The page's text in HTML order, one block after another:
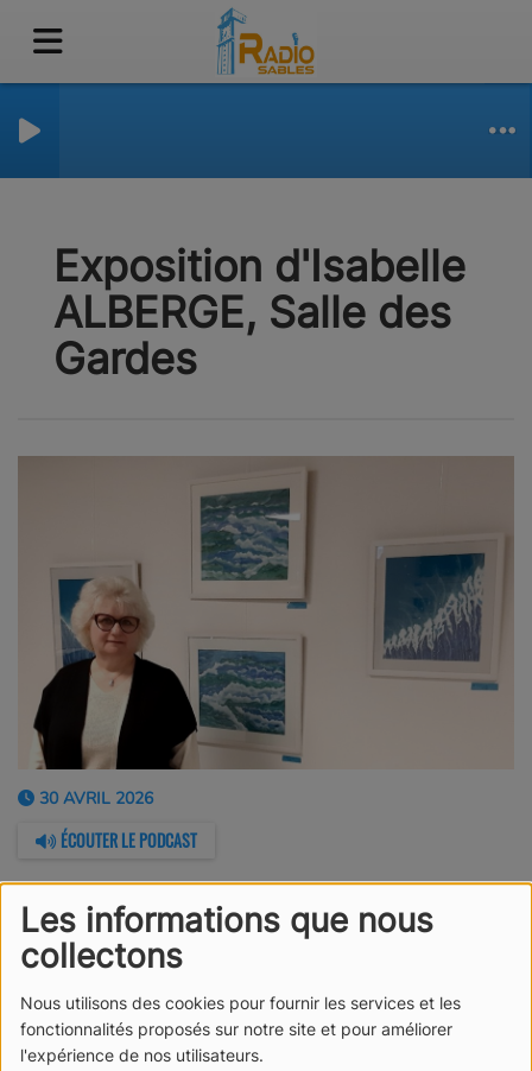
Les informations que nous
collectons
Nous utilisons des cookies pour fournir les services et les
fonctionnalités proposés sur notre site et pour améliorer
l'expérience de nos utilisateurs.
Exposition d'Isabelle
ALBERGE, Salle des
Gardes
30 AVRIL 2026
ÉCOUTER LE PODCAST
Isabelle Alberge est peintre en pastel sec. Elle expose
régulièrement en France ses paysages marins, vagues,
Chaume, 85100 Les Sables d'Olonne du 19 au 27 mai
2026 de 10h à 19h.